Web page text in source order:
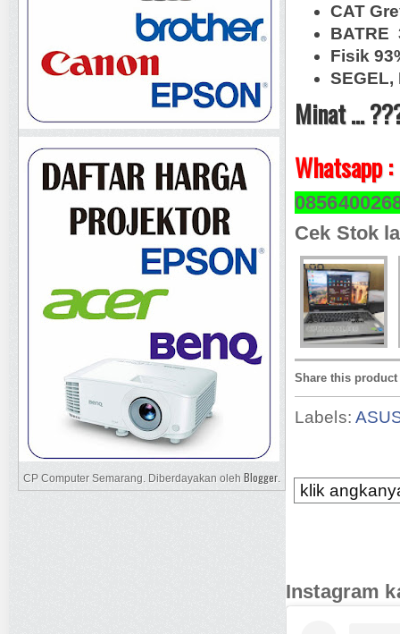
CAT
BATRE
Fisik
SEGEL,
Minat ...
Whatsapp :
Cek Stok
Share this product
Labels:
klik
Instagram
CP Computer Semarang. Diberdayakan oleh Blogger.